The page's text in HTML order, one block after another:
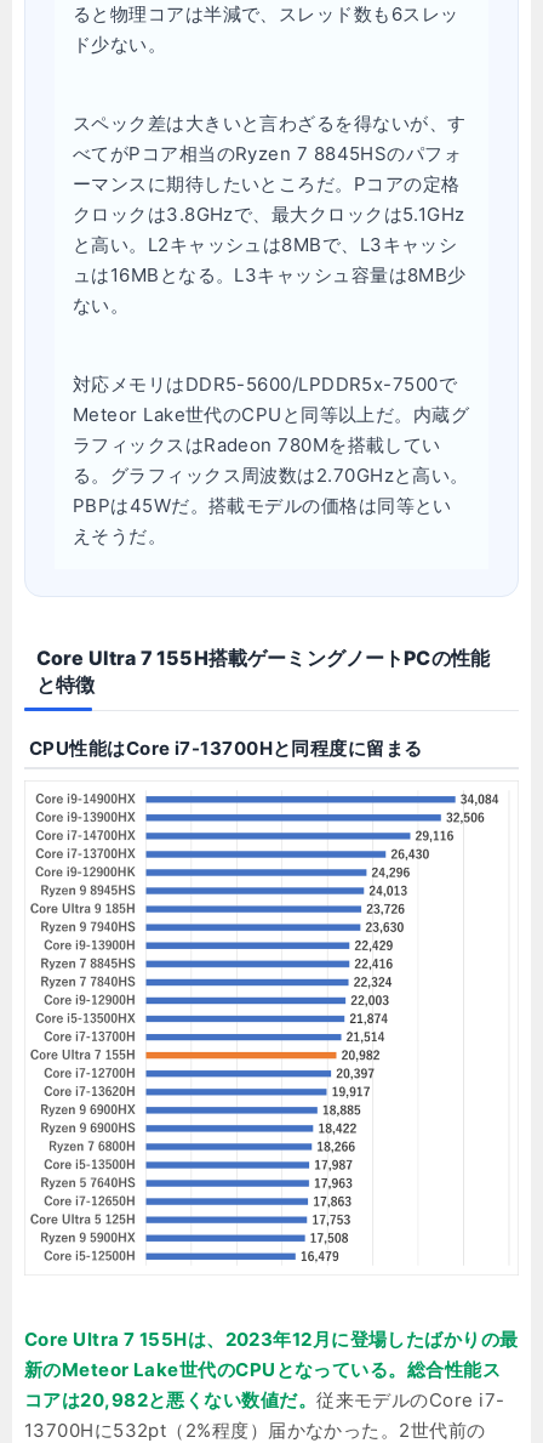
ると物理コアは半減で、スレッド数も6スレッ
ド少ない。
スペック差は大きいと言わざるを得ないが、す
べてがPコア相当のRyzen 7 8845HSのパフォ
ーマンスに期待したいところだ。Pコアの定格
クロックは3.8GHzで、最大クロックは5.1GHz
と高い。L2キャッシュは8MBで、L3キャッシ
ュは16MBとなる。L3キャッシュ容量は8MB少
ない。
対応メモリはDDR5-5600/LPDDR5x-7500で
Meteor Lake世代のCPUと同等以上だ。内蔵グ
ラフィックスはRadeon 780Mを搭載してい
る。グラフィックス周波数は2.70GHzと高い。
PBPは45Wだ。搭載モデルの価格は同等とい
えそうだ。
Core Ultra 7 155H搭載ゲーミングノートPCの性能
と特徴
CPU性能はCore i7-13700Hと同程度に留まる
Core Ultra 7 155Hは、2023年12月に登場したばかりの最
新のMeteor Lake世代のCPUとなっている。総合性能ス
コアは20,982と悪くない数値だ。従来モデルのCore i7-
13700Hに532pt（2%程度）届かなかった。2世代前の